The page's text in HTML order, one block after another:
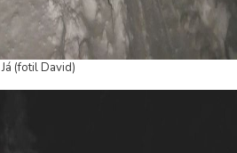
Já (fotil David)